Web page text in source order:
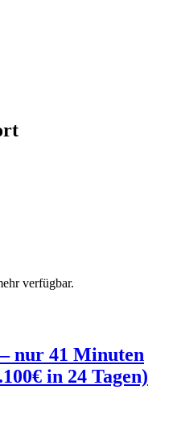
verfügbar.
nur 41 Minuten
in 24 Tagen)